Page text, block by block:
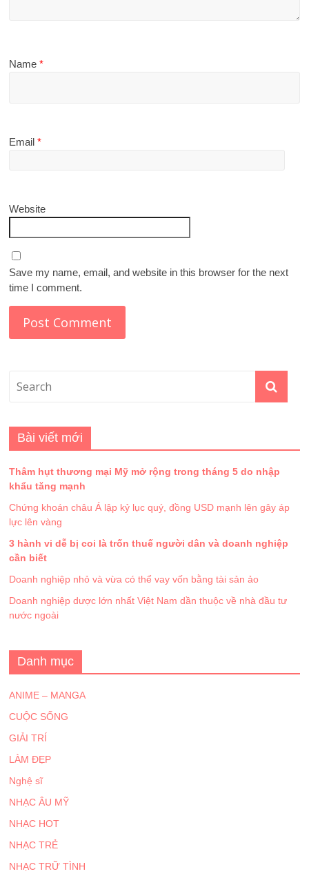
Name*
Email*
Website
Save my name, email, and website in this browser for the next
time I comment.
Bài viết mới
Thâm hụt thương mại Mỹ mở rộng trong tháng 5 do nhập
khẩu tăng mạnh
Chứng khoán châu Á lập kỷ lục quý, đồng USD mạnh lên gây áp
lực lên vàng
3 hành vi dễ bị coi là trốn thuế người dân và doanh nghiệp
cần biết
Doanh nghiệp nhỏ và vừa có thể vay vốn bằng tài sản ảo
Doanh nghiệp dược lớn nhất Việt Nam dần thuộc về nhà đầu tư
nước ngoài
Danh mục
ANIME – MANGA
CUỘC SỐNG
GIẢI TRÍ
LÀM ĐẸP
Nghệ sĩ
NHẠC ÂU MỸ
NHẠC HOT
NHẠC TRẺ
NHẠC TRỮ TÌNH